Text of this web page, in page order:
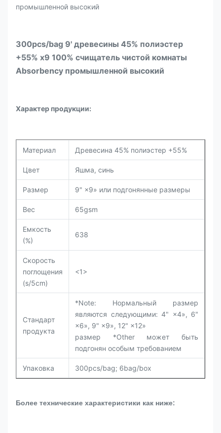
промышленной высокий
300pcs/bag 9' древесины 45% полиэстер
+55% x9 100% счищатель чистой комнаты
Absorbency промышленной высокий
Характер продукции:
Материал Древесина 45% полиэстер +55%
Цвет Яшма, синь
Размер 9" ×9» или подгонянные размеры
Вес 65gsm
Емкость
(%)
638
Скорость
поглощения
(s/5cm)
<1>
Стандарт
продукта
*Note: Нормальный размер
являются следующими: 4" ×4», 6"
×6», 9" ×9», 12" ×12»
размер *Other может быть
подгонян особым требованием
Упаковка 300pcs/bag; 6bag/box
Более технические характеристики как ниже: